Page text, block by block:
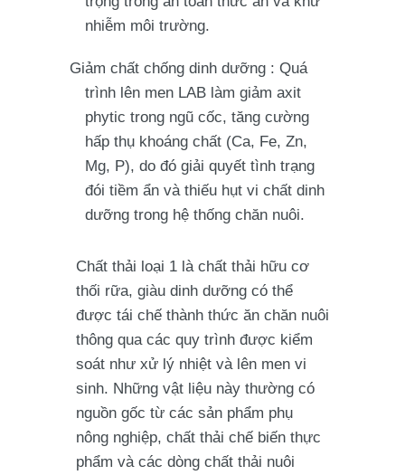
nhiễm môi trường.
Giảm chất chống dinh dưỡng : Quá
trình lên men LAB làm giảm axit
phytic trong ngũ cốc, tăng cường
hấp thụ khoáng chất (Ca, Fe, Zn,
Mg, P), do đó giải quyết tình trạng
đói tiềm ẩn và thiếu hụt vi chất dinh
dưỡng trong hệ thống chăn nuôi.
Chất thải loại 1 là chất thải hữu cơ
thối rữa, giàu dinh dưỡng có thể
được tái chế thành thức ăn chăn nuôi
thông qua các quy trình được kiểm
soát như xử lý nhiệt và lên men vi
sinh. Những vật liệu này thường có
nguồn gốc từ các sản phẩm phụ
nông nghiệp, chất thải chế biến thực
phẩm và các dòng chất thải nuôi